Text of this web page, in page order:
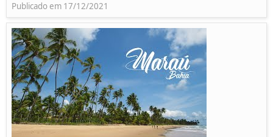
Publicado em 17/12/2021